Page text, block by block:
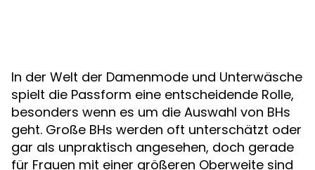
In der Welt der Damenmode und Unterwäsche
spielt die Passform eine entscheidende Rolle,
besonders wenn es um die Auswahl von BHs
geht. Große BHs werden oft unterschätzt oder
gar als unpraktisch angesehen, doch gerade
für Frauen mit einer größeren Oberweite sind